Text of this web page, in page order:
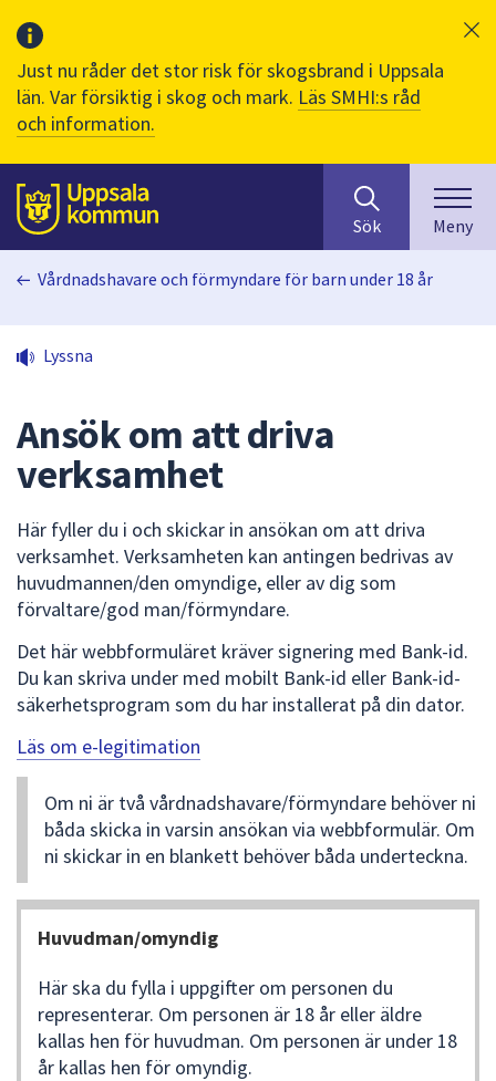
Just nu råder det stor risk för skogsbrand i Uppsala
län. Var försiktig i skog och mark. Läs SMHI:s råd
och information.
Till sidans
huvudinnehåll
efter
innehåll
på
webbplatsen.
sökfältet
att
presenteras
under
fältet.
piltangenterna
för
att
och
enter
för
dem.
Sök Meny
Vårdnadshavare och förmyndare för barn under 18 år
Lyssna
Ansök om att driva
verksamhet
Här fyller du i och skickar in ansökan om att driva
verksamhet. Verksamheten kan antingen bedrivas av
huvudmannen/den omyndige, eller av dig som
förvaltare/god man/förmyndare.
Det här webbformuläret kräver signering med Bank-id.
Du kan skriva under med mobilt Bank-id eller Bank-id-
säkerhetsprogram som du har installerat på din dator.
Läs om e-legitimation
Om ni är två vårdnadshavare/förmyndare behöver ni
båda skicka in varsin ansökan via webbformulär. Om
ni skickar in en blankett behöver båda underteckna.
Huvudman/omyndig
Här ska du fylla i uppgifter om personen du
representerar. Om personen är 18 år eller äldre
kallas hen för huvudman. Om personen är under 18
år kallas hen för omyndig.